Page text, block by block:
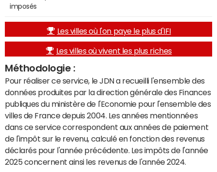
imposés
Les villes où l'on paye le plus d'IFI
Les villes où vivent les plus riches
Méthodologie :
Pour réaliser ce service, le JDN a recueilli l'ensemble des
données produites par la direction générale des Finances
publiques du ministère de l'Economie pour l'ensemble des
villes de France depuis 2004. Les années mentionnées
dans ce service correspondent aux années de paiement
de l'impôt sur le revenu, calculé en fonction des revenus
déclarés pour l'année précédente. Les impôts de l'année
2025 concernent ainsi les revenus de l'année 2024.